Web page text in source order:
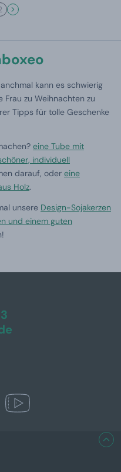
kann es schwierig
zu Weihnachten zu
Tipps für tolle Geschenke
eine Tube mit
individuell
darauf, oder eine
Holz.
unsere Design-Sojakerzen
und einem guten